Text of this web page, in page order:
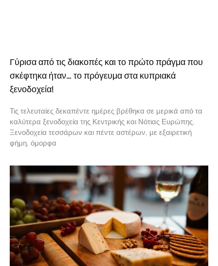
Γύρισα από τις διακοπές και το πρώτο πράγμα που
σκέφτηκα ήταν… το πρόγευμα στα κυπριακά
ξενοδοχεία!
Τις τελευταίες δεκαπέντε ημέρες βρέθηκα σε μερικά από τα
καλύτερα ξενοδοχεία της Κεντρικής και Νότιας Ευρώπης.
Ξενοδοχεία τεσσάρων και πέντε αστέρων, με εξαιρετική
φήμη, όμορφα